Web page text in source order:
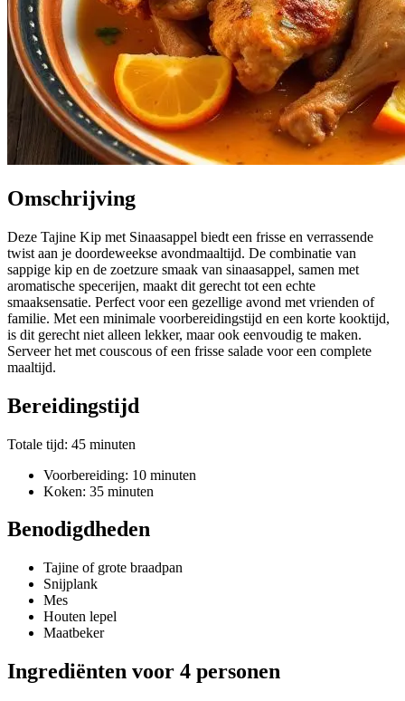
Omschrijving
Deze Tajine Kip met Sinaasappel biedt een frisse en verrassende
twist aan je doordeweekse avondmaaltijd. De combinatie van
sappige kip en de zoetzure smaak van sinaasappel, samen met
aromatische specerijen, maakt dit gerecht tot een echte
smaaksensatie. Perfect voor een gezellige avond met vrienden of
familie. Met een minimale voorbereidingstijd en een korte kooktijd,
is dit gerecht niet alleen lekker, maar ook eenvoudig te maken.
Serveer het met couscous of een frisse salade voor een complete
maaltijd.
Bereidingstijd
Totale tijd: 45 minuten
Voorbereiding: 10 minuten
Koken: 35 minuten
Benodigdheden
Tajine of grote braadpan
Snijplank
Mes
Houten lepel
Maatbeker
Ingrediënten voor 4 personen